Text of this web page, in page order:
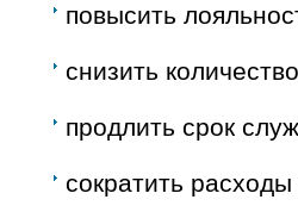
повысить
снизить
продлить срок
сократить